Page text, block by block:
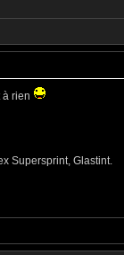
rien
Supersprint, Glastint.